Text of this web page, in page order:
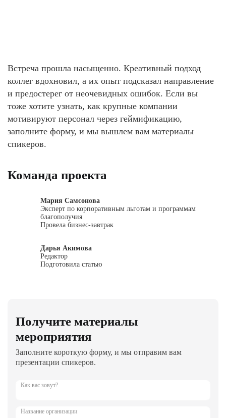
Встреча прошла насыщенно. Креативный подход
коллег вдохновил, а их опыт подсказал направление
и предостерег от неочевидных ошибок. Если вы
тоже хотите узнать, как крупные компании
мотивируют персонал через геймификацию,
заполните форму, и мы вышлем вам материалы
спикеров.
Команда проекта
Мария Самсонова
Эксперт по корпоративным льготам и программам
благополучия
Провела бизнес-завтрак
Дарья Акимова
Редактор
Подготовила статью
Получите материалы
мероприятия
Заполните короткую форму, и мы отправим вам
презентации спикеров.
Как вас зовут?
Название организации